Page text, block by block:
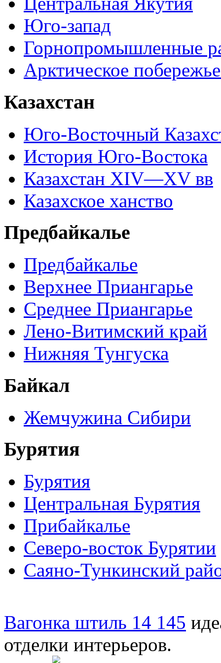
Юго-запад
Горнопромышленные
Арктическое
Казахстан
Юго-Восточный
История Юго-Востока
Казахстан XIV—XV вв
Казахское ханство
Предбайкалье
Предбайкалье
Верхнее Приангарье
Среднее Приангарье
Лено-Витимский край
Нижняя Тунгуска
Байкал
Жемчужина Сибири
Бурятия
Бурятия
Центральная Бурятия
Прибайкалье
Северо-восток Бурятии
Саяно-Тункинский
Вагонка штиль 14 145
отделки интерьеров.